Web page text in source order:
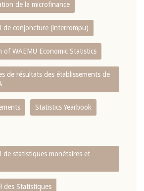
de la microfinance
de conjoncture (interrompu)
WAEMU Economic Statistics
de résultats des établissements de
Statistics Yearbook
de statistiques monétaires et
des Statistiques